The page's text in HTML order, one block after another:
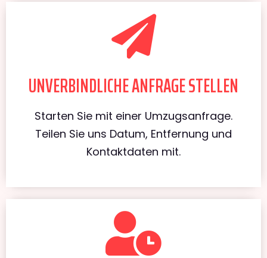
UNVERBINDLICHE ANFRAGE STELLEN
Starten Sie mit einer Umzugsanfrage.
Teilen Sie uns Datum, Entfernung und
Kontaktdaten mit.